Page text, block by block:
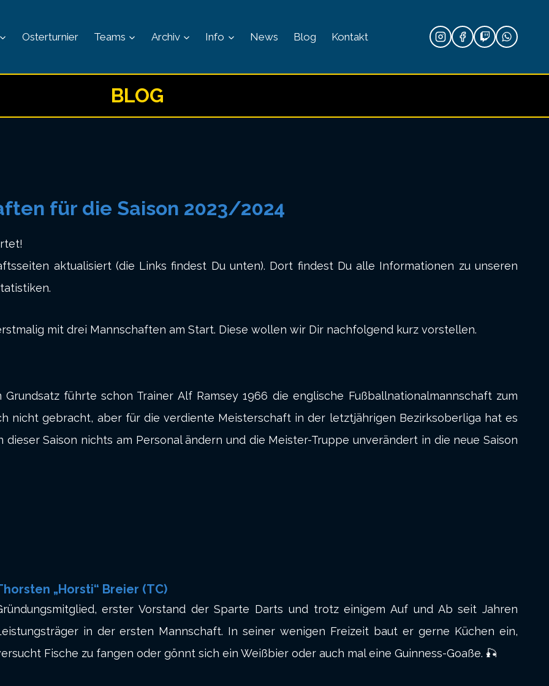
Osterturnier Teams Archiv Info News Blog Kontakt
BLOG
für die Saison 2023/2024
aktualisiert (die Links findest Du unten). Dort findest Du alle Informationen zu unseren
mit drei Mannschaften am Start. Diese wollen wir Dir nachfolgend kurz vorstellen.
führte schon Trainer Alf Ramsey 1966 die englische Fußballnationalmannschaft zum
nicht gebracht, aber für die verdiente Meisterschaft in der letztjährigen Bezirksoberliga hat es
Saison nichts am Personal ändern und die Meister-Truppe unverändert in die neue Saison
„Horsti“ Breier (TC)
erster Vorstand der Sparte Darts und trotz einigem Auf und Ab seit Jahren
in der ersten Mannschaft. In seiner wenigen Freizeit baut er gerne Küchen ein,
Fische zu fangen oder gönnt sich ein Weißbier oder auch mal eine Guinness-Goaße. 🎣